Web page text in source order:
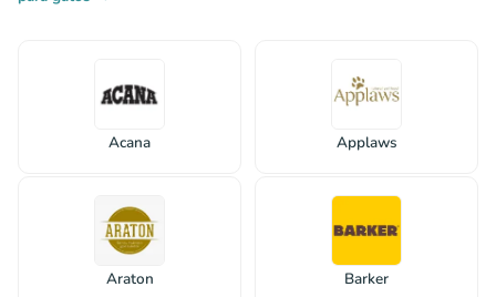
Acana Applaws
Araton Barker